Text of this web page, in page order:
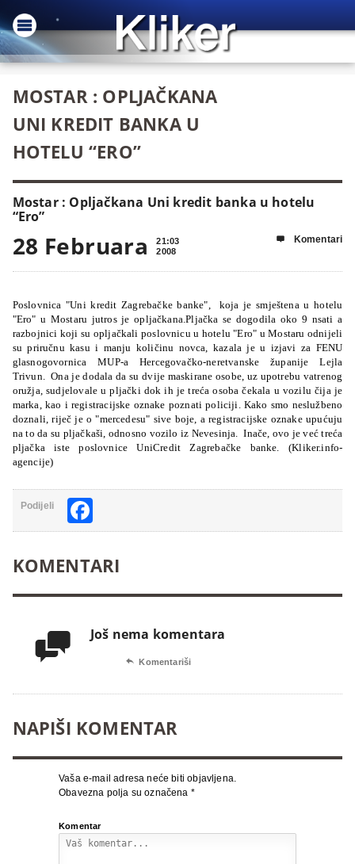
MOSTAR : OPLJAČKANA
UNI KREDIT BANKA U
HOTELU “ERO”
Mostar : Opljačkana Uni kredit banka u hotelu
“Ero”
28 Februara
21:03
2008
 Komentari
Poslovnica "Uni kredit Zagrebačke banke", koja je smještena u hotelu
"Ero" u Mostaru jutros je opljačkana.Pljačka se dogodila oko 9 nsati a
razbojnici koji su opljačkali poslovnicu u hotelu "Ero" u Mostaru odnijeli
su priručnu kasu i manju količinu novca, kazala je u izjavi za FENU
glasnogovornica MUP-a Hercegovačko-neretvanske županije Lejla
Trivun. Ona je dodala da su dvije maskirane osobe, uz upotrebu vatrenog
oružja, sudjelovale u pljački dok ih je treća osoba čekala u vozilu čija je
marka, kao i registracijske oznake poznati policiji. Kako smo neslužbeno
doznali, riječ je o "mercedesu" sive boje, a registracijske oznake upućuju
na to da su pljačkaši, odnosno vozilo iz Nevesinja. Inače, ovo je već treća
pljačka iste poslovnice UniCredit Zagrebačke banke. (Kliker.info-
agencije)
Podijeli
KOMENTARI
 Još nema komentara
 Komentariši
NAPIŠI KOMENTAR
Vaša e-mail adresa neće biti objavljena.
Obavezna polja su označena *
Komentar